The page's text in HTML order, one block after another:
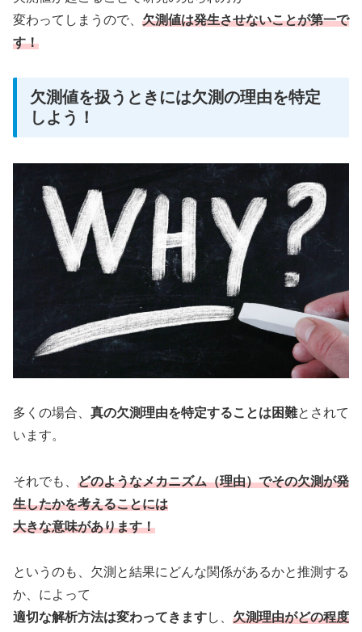
変わってしまうので、 欠測値は発生させないことが第一で
す！
欠測値を扱うときには欠測の理由を特定
しよう！
多くの場合、 真の欠測理由を特定することは困難とされて
います。
それでも、 どのようなメカニズム（理由）でその欠測が発
生したかを考えることには
大きな意味があります！
というのも、欠測と結果にどんな関係があるかと推測する
か、によって
適切な解析方法は変わってきますし、 欠測理由がどの程度